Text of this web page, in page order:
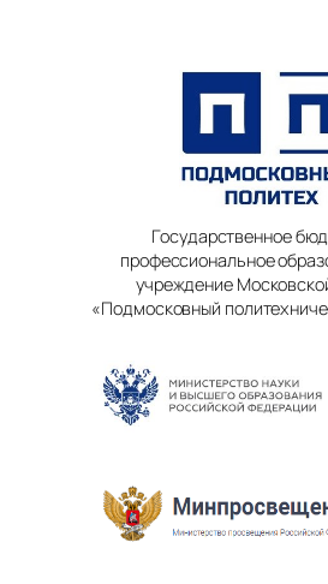
Государственное
профессиональное
учреждение
«Подмосковный